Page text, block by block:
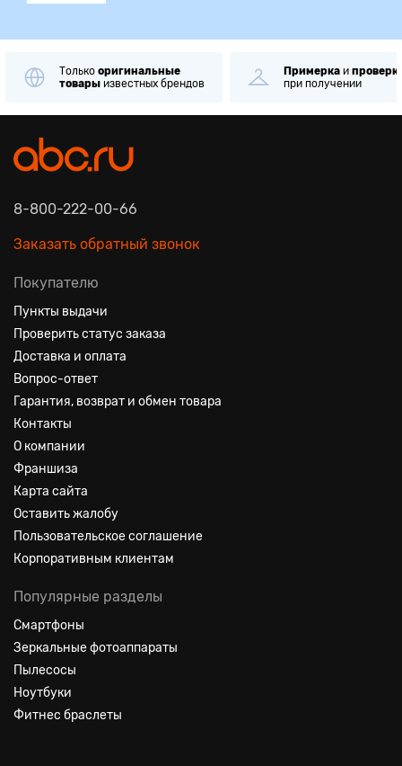
Только оригинальные
товары известных брендов
Примерка и
при получении
8-800-222-00-66
Заказать обратный звонок
Покупателю
Пункты выдачи
Проверить статус заказа
Доставка и оплата
Вопрос-ответ
Гарантия, возврат и обмен товара
Контакты
О компании
Франшиза
Карта сайта
Оставить жалобу
Пользовательское соглашение
Корпоративным клиентам
Популярные разделы
Смартфоны
Зеркальные фотоаппараты
Пылесосы
Ноутбуки
Фитнес браслеты